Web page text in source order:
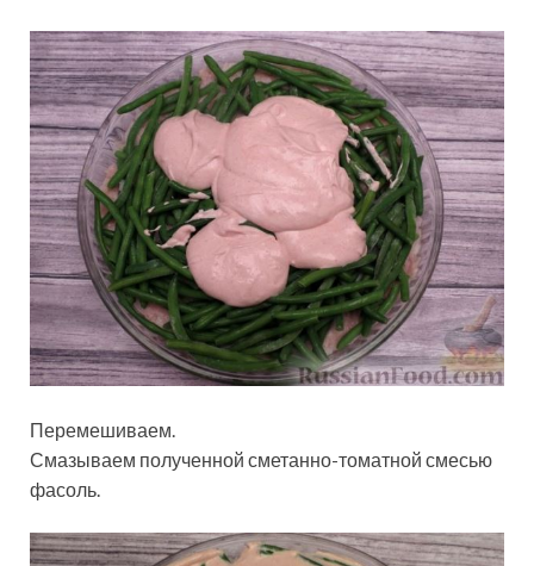
Перемешиваем.
Смазываем полученной сметанно-томатной смесью
фасоль.